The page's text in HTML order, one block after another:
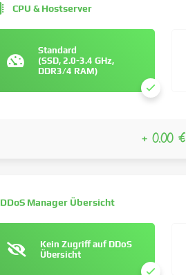
CPU & Hostserver
Standard
(SSD, 2.0-3.4 GHz,
DDR3/4 RAM)
+ 0.00 €
DDoS Manager Übersicht
Kein Zugriff auf DDoS
Übersicht